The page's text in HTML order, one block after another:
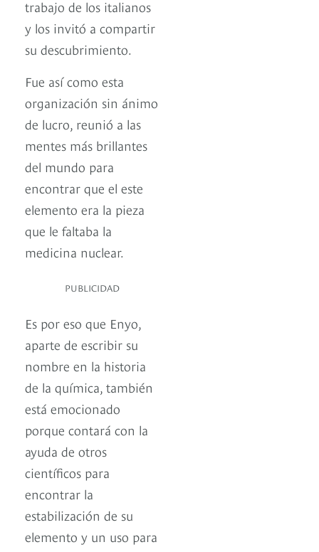
trabajo de los italianos
y los invitó a compartir
su descubrimiento.
Fue así como esta
organización sin ánimo
de lucro, reunió a las
mentes más brillantes
del mundo para
encontrar que el este
elemento era la pieza
que le faltaba la
medicina nuclear.
PUBLICIDAD
Es por eso que Enyo,
aparte de escribir su
nombre en la historia
de la química, también
está emocionado
porque contará con la
ayuda de otros
científicos para
encontrar la
estabilización de su
elemento y un uso para